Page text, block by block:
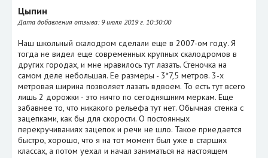
Цыпин
Дата добавления отзыва: 9 июля 2019 г. 10:30:00
Наш школьный скалодром сделали еще в 2007-ом году. Я
тогда не видел еще современных крупных скалодромов в
других городах, и мне нравилось тут лазать. Стеночка на
самом деле небольшая. Ее размеры - 3*7,5 метров. 3-х
метровая ширина позволяет лазать вдвоем. То есть тут всего
лишь 2 дорожки - это ничто по сегодняшним меркам. Еще
забавнее то, что никакого рельефа тут нет. Обычная стенка с
зацепками, как бы для скорости. О постоянных
перекручиваниях зацепок и речи не шло. Такое приедается
быстро, хорошо, что я на тот момент был уже в старших
классах, а потом уехал и начал заниматься на настоящем